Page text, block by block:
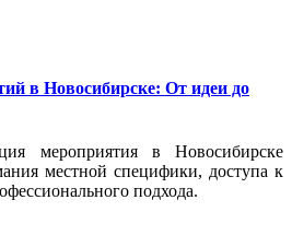
в Новосибирске: От идеи до
мероприятия в Новосибирске
местной специфики, доступа к
подхода.